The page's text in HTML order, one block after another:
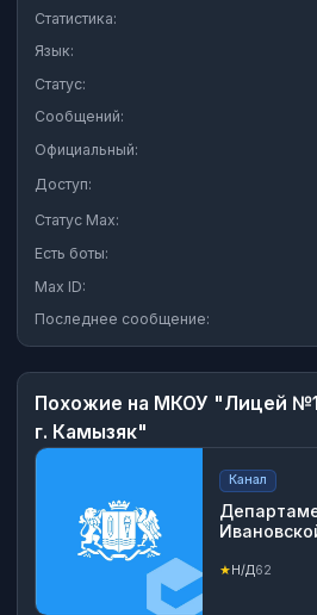
Статистика:
Язык:
Статус:
Сообщений:
Официальный:
Доступ:
Статус Max:
Есть боты:
Max ID:
Последнее сообщение:
Похожие на МКОУ "Лицей
г. Камызяк"
Канал
★Н/Д62